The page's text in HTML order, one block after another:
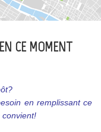
CE MOMENT
en remplissant ce
convient!